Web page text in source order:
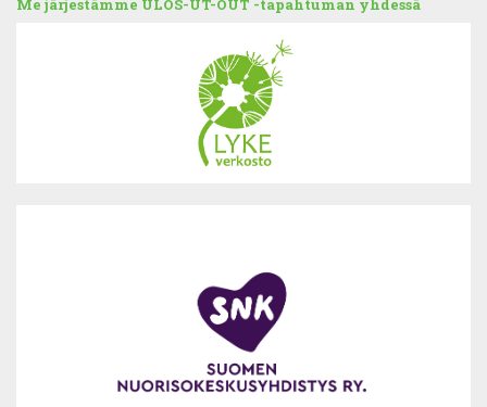
Me järjestämme ULOS-UT-OUT -tapahtuman yhdessä